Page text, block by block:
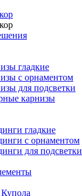
гладкие
с орнаментом
для подсветки
карнизы
гладкие
с орнаментом
для подсветки